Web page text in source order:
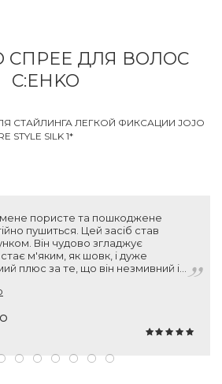
СПРЕЕ ДЛЯ ВОЛОС
C:EHKO
СТАЙЛИНГА ЛЕГКОЙ ФИКСАЦИИ JOJO
STYLE SILK 1*
мене пористе та пошкоджене
пушиться. Цей засіб став
Він чудово згладжує
м'яким, як шовк, і дуже
плюс за те, що він незмивний і
мл) та німецьку якість це